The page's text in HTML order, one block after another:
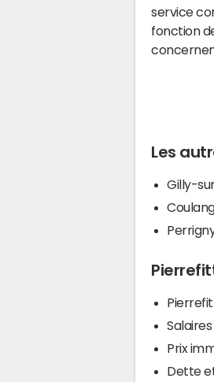
service
fonction
Les
Gilly-
Prix
Dette